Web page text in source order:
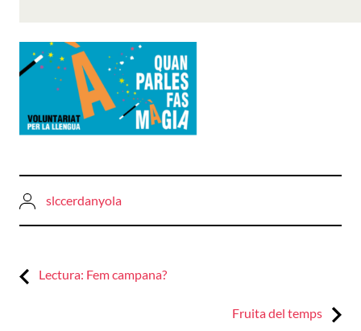
slccerdanyola
Navegació
Previous:
Lectura: Fem campana?
Next:
Fruita del temps